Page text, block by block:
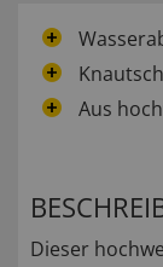
Aus
Dieser